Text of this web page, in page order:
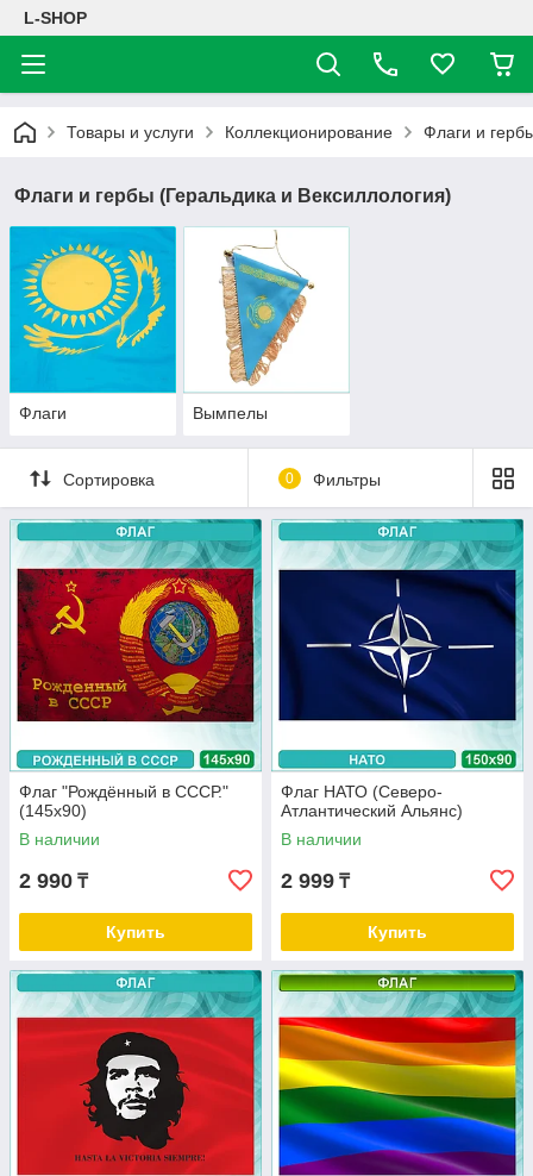
L-SHOP
Товары и услуги Коллекционирование Флаги и
Флаги и гербы (Геральдика и Вексиллология)
Флаги Вымпелы
Сортировка 0 Фильтры
Флаг "Рождённый в СССР."
(145х90)
В наличии
2 990 ₸
Купить
Флаг НАТО (Северо-
Атлантический Альянс)
В наличии
2 999 ₸
Купить